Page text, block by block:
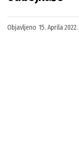
Objavljeno 15. Aprila 2022.